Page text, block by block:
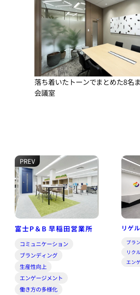
落ち着いたトーンでまとめた8名
会議室
PREV
富士P＆B 早稲田営業所
コミュニケーション
ブランディング
生産性向上
エンゲージメント
働き方の多様化
リゲ
ブラ
リク
エン